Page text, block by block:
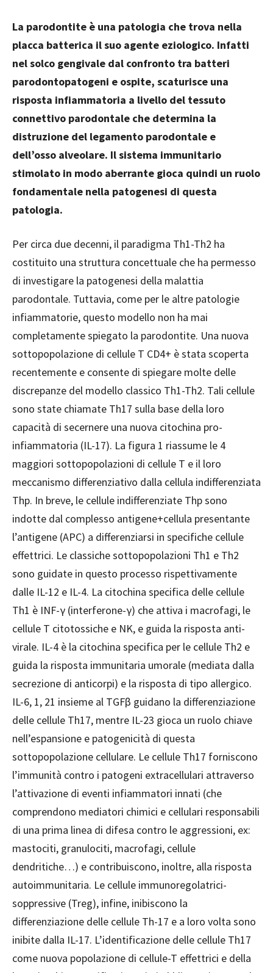
La parodontite è una patologia che trova nella
placca batterica il suo agente eziologico. Infatti
nel solco gengivale dal confronto tra batteri
parodontopatogeni e ospite, scaturisce una
risposta infiammatoria a livello del tessuto
connettivo parodontale che determina la
distruzione del legamento parodontale e
dell’osso alveolare. Il sistema immunitario
stimolato in modo aberrante gioca quindi un ruolo
fondamentale nella patogenesi di questa
patologia.
Per circa due decenni, il paradigma Th1-Th2 ha
costituito una struttura concettuale che ha permesso
di investigare la patogenesi della malattia
parodontale. Tuttavia, come per le altre patologie
infiammatorie, questo modello non ha mai
completamente spiegato la parodontite. Una nuova
sottopopolazione di cellule T CD4+ è stata scoperta
recentemente e consente di spiegare molte delle
discrepanze del modello classico Th1-Th2. Tali cellule
sono state chiamate Th17 sulla base della loro
capacità di secernere una nuova citochina pro-
infiammatoria (IL-17). La figura 1 riassume le 4
maggiori sottopopolazioni di cellule T e il loro
meccanismo differenziativo dalla cellula indifferenziata
Thp. In breve, le cellule indifferenziate Thp sono
indotte dal complesso antigene+cellula presentante
l’antigene (APC) a differenziarsi in specifiche cellule
effettrici. Le classiche sottopopolazioni Th1 e Th2
sono guidate in questo processo rispettivamente
dalle IL-12 e IL-4. La citochina specifica delle cellule
Th1 è INF-γ (interferone-γ) che attiva i macrofagi, le
cellule T citotossiche e NK, e guida la risposta anti-
virale. IL-4 è la citochina specifica per le cellule Th2 e
guida la risposta immunitaria umorale (mediata dalla
secrezione di anticorpi) e la risposta di tipo allergico.
IL-6, 1, 21 insieme al TGFβ guidano la differenziazione
delle cellule Th17, mentre IL-23 gioca un ruolo chiave
nell’espansione e patogenicità di questa
sottopopolazione cellulare. Le cellule Th17 forniscono
l’immunità contro i patogeni extracellulari attraverso
l’attivazione di eventi infiammatori innati (che
comprendono mediatori chimici e cellulari responsabili
di una prima linea di difesa contro le aggressioni, ex:
mastociti, granulociti, macrofagi, cellule
dendritiche…) e contribuiscono, inoltre, alla risposta
autoimmunitaria. Le cellule immunoregolatrici-
soppressive (Treg), infine, inibiscono la
differenziazione delle cellule Th-17 e a loro volta sono
inibite dalla IL-17. L’identificazione delle cellule Th17
come nuova popolazione di cellule-T effettrici e della